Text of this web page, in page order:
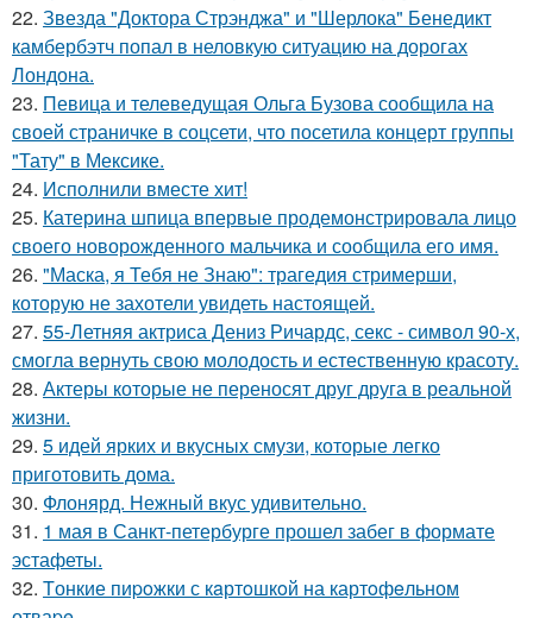
22. Звезда "Доктора Стрэнджа" и "Шерлока" Бенедикт
камбербэтч попал в неловкую ситуацию на дорогах
Лондона.
23. Певица и телеведущая Ольга Бузова сообщила на
своей страничке в соцсети, что посетила концерт группы
"Тату" в Мексике.
24. Исполнили вместе хит!
25. Катерина шпица впервые продемонстрировала лицо
своего новорожденного мальчика и сообщила его имя.
26. "Маска, я Тебя не Знаю": трагедия стримерши,
которую не захотели увидеть настоящей.
27. 55-Летняя актриса Дениз Ричардс, секс - символ 90-х,
смогла вернуть свою молодость и естественную красоту.
28. Актеры которые не переносят друг друга в реальной
жизни.
29. 5 идей ярких и вкусных смузи, которые легко
приготовить дома.
30. Флонярд. Нежный вкус удивительно.
31. 1 мая в Санкт-петербурге прошел забег в формате
эстафеты.
32. Tонкие пиpoжки с кaртoшкoй на картoфeльном